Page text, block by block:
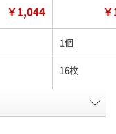
￥1,044
1個
16枚
ホワイト